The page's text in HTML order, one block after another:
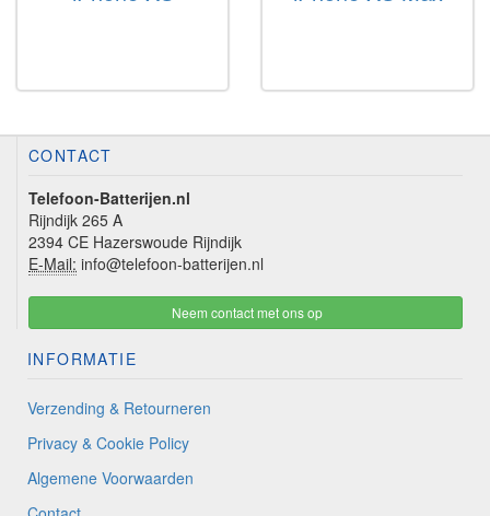
CONTACT
Telefoon-Batterijen.nl
Rijndijk 265 A
2394 CE Hazerswoude Rijndijk
E-Mail: info@telefoon-batterijen.nl
Neem contact met ons op
INFORMATIE
Verzending & Retourneren
Privacy & Cookie Policy
Algemene Voorwaarden